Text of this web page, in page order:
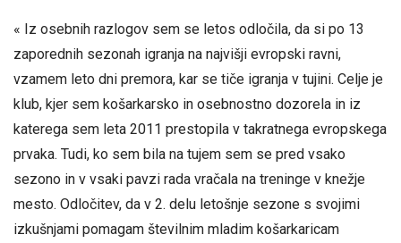
« Iz osebnih razlogov sem se letos odločila, da si po 13
zaporednih sezonah igranja na najvišji evropski ravni,
vzamem leto dni premora, kar se tiče igranja v tujini. Celje je
klub, kjer sem košarkarsko in osebnostno dozorela in iz
katerega sem leta 2011 prestopila v takratnega evropskega
prvaka. Tudi, ko sem bila na tujem sem se pred vsako
sezono in v vsaki pavzi rada vračala na treninge v knežje
mesto. Odločitev, da v 2. delu letošnje sezone s svojimi
izkušnjami pomagam številnim mladim košarkaricam